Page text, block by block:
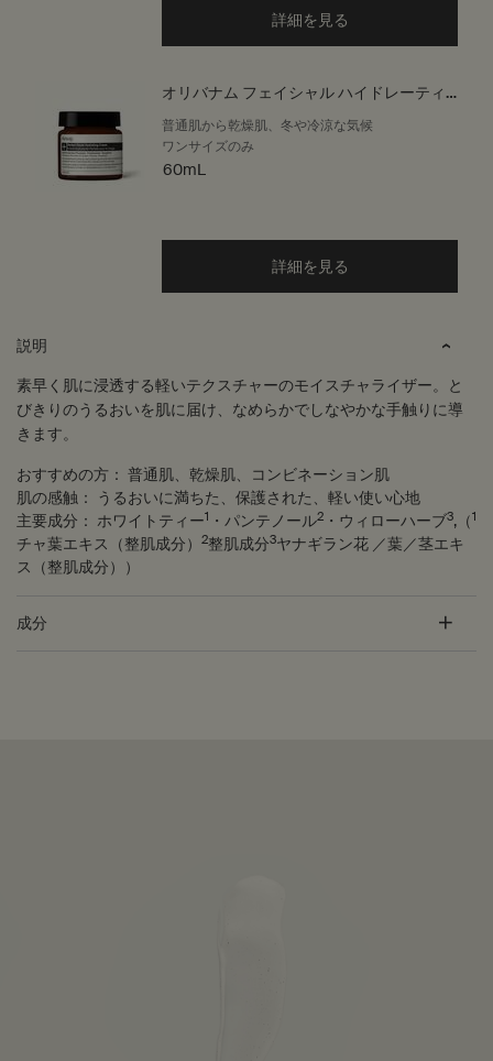
詳細を見る
オリバナム フェイシャル ハイドレーティ
ング クリーム
普通肌から乾燥肌、冬や冷涼な気候
ワンサイズのみ
60mL
詳細を見る
説明
素早く肌に浸透する軽いテクスチャーのモイスチャライザー。と
びきりのうるおいを肌に届け、なめらかでしなやかな手触りに導
きます。
おすすめの方： 普通肌、乾燥肌、コンビネーション肌
肌の感触：
うるおいに満ちた、保護された、軽い使い心地
主要成分： ホワイトティー1 ・パンテノール2 ・ウィローハーブ3,（1
チャ葉エキス（整肌成分） 2整肌成分3ヤナギラン花 ／葉／茎エキ
ス（整肌成分））
成分